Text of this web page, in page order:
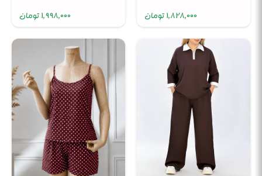
1,828,000تومان 1,998,000تومان